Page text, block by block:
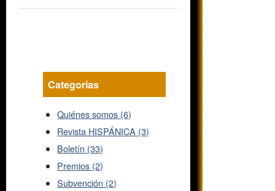
Categorías
Quiénes somos (6)
Revista HISPÁNICA (3)
Boletín (33)
Premios (2)
Subvención (2)